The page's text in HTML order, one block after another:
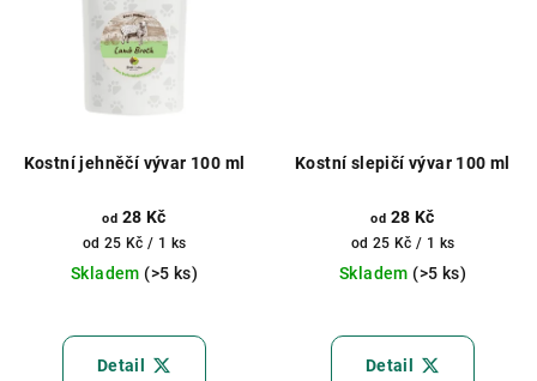
Kostní jehněčí vývar 100 ml
od 28 Kč
Měrná
cena:
od 25 Kč / 1 ks
Skladem (>5 ks)
hodnocení
produktu
Detail
Kostní slepičí vývar 100 ml
od 28 Kč
Měrná
cena:
od 25 Kč / 1 ks
Skladem (>5 ks)
Detail